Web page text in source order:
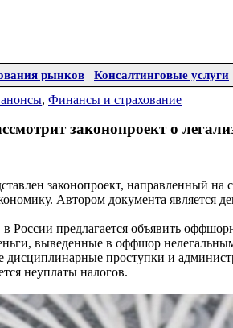
рынков Консалтинговые услуги
, Финансы и страхование
законопроект о
законопроект, направленный на
Автором документа является
в России предлагается объявить
выведенные в оффшор
дисциплинарные проступки и
неуплаты налогов.